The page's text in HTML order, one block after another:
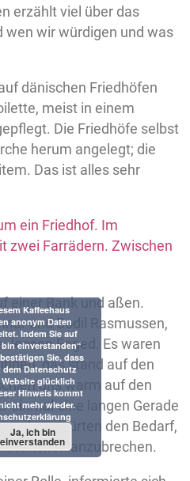
erzählt viel über das
wen wir würdigen und was
dänischen Friedhöfen
meist in einem
Die Friedhöfe selbst
herum angelegt; die
Das ist alles sehr
einer Bank und aßen.
und Bodil Rasmussen,
Jensen Foged. Es waren
das stand auf den
uns warm auf den
einmal eine langen Gerade
und verspürten den Bedarf,
anzubrechen.
Kaffeehaus
anonym Daten
Indem Sie auf
einverstanden“
Sie, dass
dem Datenschutz
glücklich
Hinweis kommt
mehr wieder.
Ja, ich bin
einverstanden